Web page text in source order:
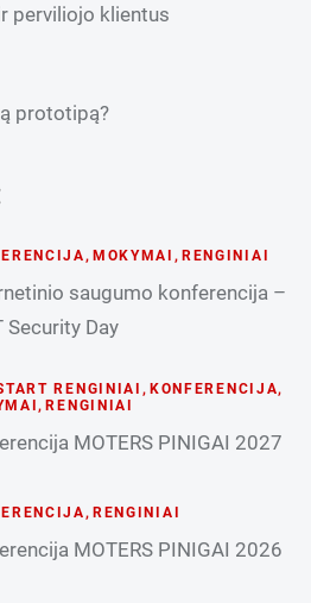
perviliojo klientus
prototipą?
, MOKYMAI , RENGINIAI
saugumo konferencija –
Security Day
RENGINIAI , KONFERENCIJA,
,RENGINIAI
MOTERS PINIGAI 2027
, RENGINIAI
MOTERS PINIGAI 2026